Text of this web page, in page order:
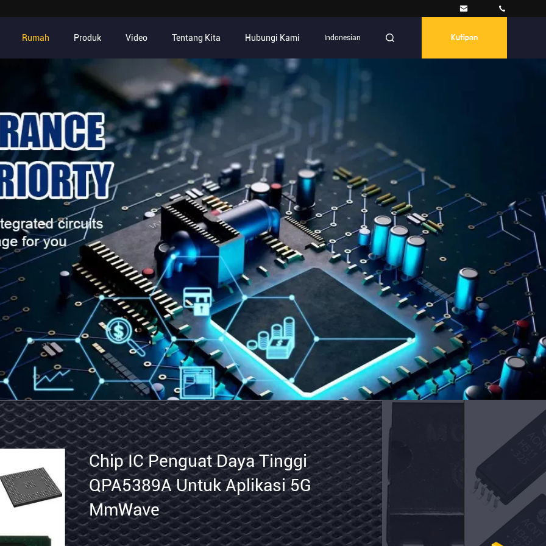
Rumah Produk Video Tentang Kita Hubungi Kami Indonesian Kutipan
Chip
IC
Penguat
Daya
MC1458
Chip IC
Penguat
Operasional